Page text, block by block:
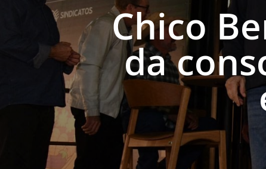
Chico
da